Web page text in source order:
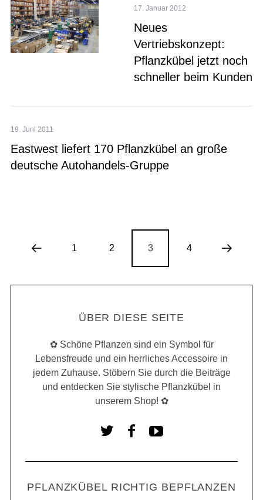
17. Januar 2012
Neues
Vertriebskonzept:
Pflanzkübel jetzt noch
schneller beim Kunden
19. Juni 2011
Eastwest liefert 170 Pflanzkübel an große
deutsche Autohandels-Gruppe
1 2 3 4
ÜBER DIESE SEITE
✿ Schöne Pflanzen sind ein Symbol für
Lebensfreude und ein herrliches Accessoire in
jedem Zuhause. Stöbern Sie durch die Beiträge
und entdecken Sie stylische Pflanzkübel in
unserem Shop! ✿
PFLANZKÜBEL RICHTIG BEPFLANZEN